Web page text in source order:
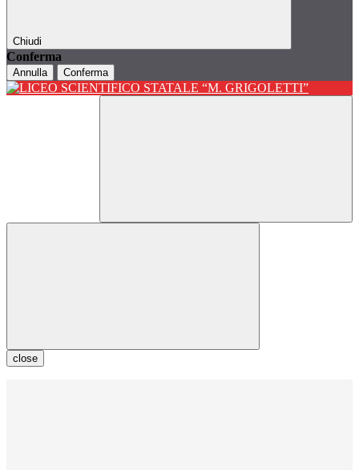
Chiudi
Conferma
Annulla Conferma
close